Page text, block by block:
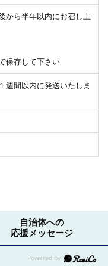
から半年以内にお召し上
保存して下さい
週間以内に発送いたしま
自治体への
応援メッセージ